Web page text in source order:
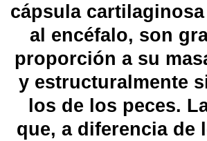
cápsula cartilaginosa
al encéfalo, son
proporción a su
y estructuralmente
los de los peces.
que, a diferencia de